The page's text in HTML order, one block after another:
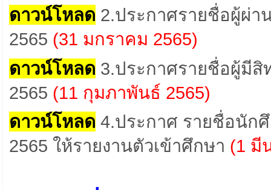
ดาวน์โหลด 2.ประกาศรายชื่อผู้ผ่า
2565 (31 มกราคม 2565)
ดาวน์โหลด 3.ประกาศรายชื่อผู้มีสิ
2565 (11 กุมภาพันธ์ 2565)
ดาวน์โหลด 4.ประกาศ รายชื่อนัก
2565 ให้รายงานตัวเข้าศึกษา (1 มี